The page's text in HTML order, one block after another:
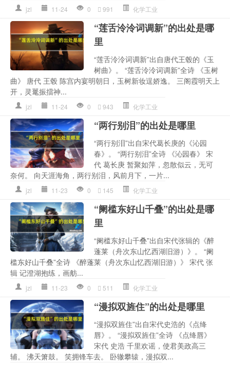
jzl 11-24 0 991 化学工业
“莲舌泠泠词调新”的出处是哪
里
“莲舌泠泠词调新”出自唐代王毂的《玉
树曲》。 “莲舌泠泠词调新”全诗 《玉树
曲》 唐代 王毂 陈宫内宴明朝日，玉树新妆逞娇逸。 三阁霞明天上
开，灵鼍振擂神...
jzl 11-24 0 943 化学工业
“两行别泪”的出处是哪里
“两行别泪”出自宋代葛长庚的《沁园
春》。 “两行别泪”全诗 《沁园春》 宋
代 葛长庚 暂聚如萍，忽散似云，无可
奈何。 向天涯海角，两行别泪，风前月下，一片...
jzl 11-23 0 145 化学工业
“阑槛东好山千叠”的出处是哪
里
“阑槛东好山千叠”出自宋代张辑的《醉
蓬莱（舟次东山忆西湖旧游）》。 “阑
槛东好山千叠”全诗 《醉蓬莱（舟次东山忆西湖旧游）》 宋代 张
辑 记澄湖抱练，画舫...
jzl 11-23 0 511 化学工业
“漫拟双旌住”的出处是哪里
“漫拟双旌住”出自宋代史浩的《点绛
唇》。 “漫拟双旌住”全诗 《点绛唇》
宋代 史浩 千里欢谣，使君美政高三
辅。 沸天箫鼓。 笑拥锋车去。 卧辙攀辕，漫拟双...